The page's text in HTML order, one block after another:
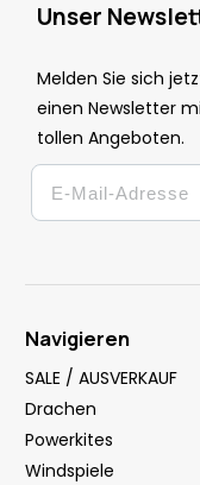
Unser
Melden Sie sich
einen Newsletter
tollen Angeboten.
Email
Navigieren
SALE / AUSVERKAUF
Drachen
Powerkites
Windspiele